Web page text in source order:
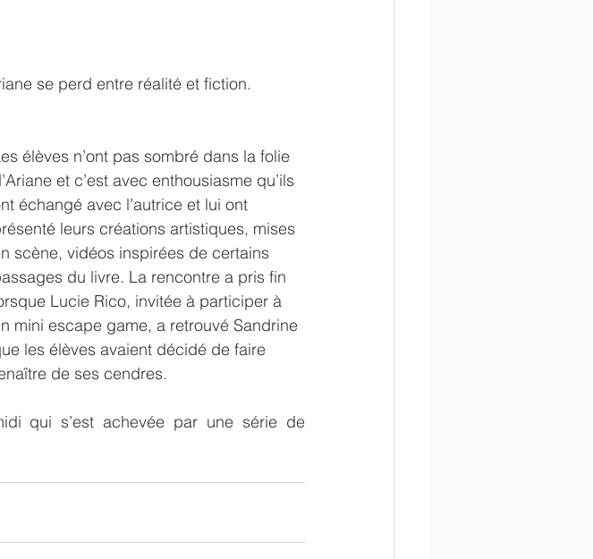
se perd entre réalité et fiction.
élèves n’ont pas sombré dans la folie
et c’est avec enthousiasme qu’ils
échangé avec l’autrice et lui ont
leurs créations artistiques, mises
scène, vidéos inspirées de certains
du livre. La rencontre a pris fin
Lucie Rico, invitée à participer à
mini escape game, a retrouvé Sandrine
les élèves avaient décidé de faire
de ses cendres.
qui s’est achevée par une série de